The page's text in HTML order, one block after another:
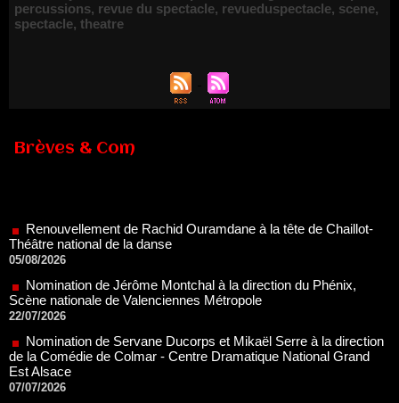
percussions, revue du spectacle, revueduspectacle, scene,
spectacle, theatre
Brèves & Com
05/08/2026
Nomination de Jérôme Montchal à la direction du Phénix,
Scène nationale de Valenciennes Métropole
22/07/2026
Nomination de Servane Ducorps et Mikaël Serre à la direction
de la Comédie de Colmar - Centre Dramatique National Grand
Est Alsace
07/07/2026
Thomas Jolly et Laëtitia Guédon nommés à la direction du
TNP